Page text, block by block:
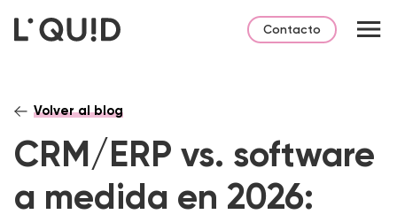
Contacto
Volver al blog
CRM/ERP vs. software
a medida en 2026: